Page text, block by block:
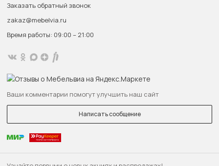
Заказать обратный звонок
zakaz@mebelvia.ru
Время работы: 09:00 – 21:00
Ваши комментарии помогут улучшить наш сайт
Написать сообщение